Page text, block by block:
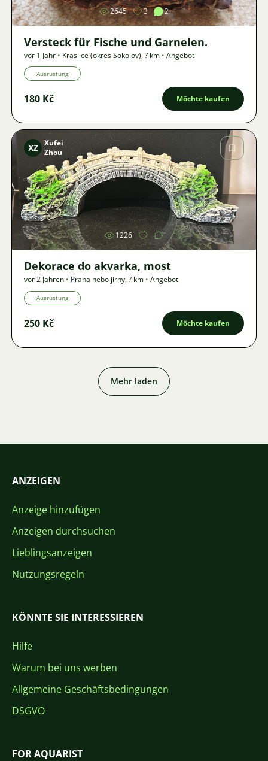
2645 3 2
Versteck für Fische und Garnelen.
vor 1 Jahr • Kraslice (okres Sokolov),? km • Angebot
Ausrüstung
180 Kč Möchte kaufen
XZ
Xufei
Zhou
1226
Dekorace do akvarka, most
vor 2 Jahren • Praha nebo jirny,? km • Angebot
Ausrüstung
250 Kč Möchte kaufen
Mehr laden
ANZEIGEN
Anzeige hinzufügen
Anzeigen durchsuchen
Lieblingsanzeigen
Nutzungsregeln
KÖNNTE SIE INTERESSIEREN
Hilfe
Warum bei uns werben
Allgemeine Geschäftsbedingungen
DSGVO
FOR AQUARIST